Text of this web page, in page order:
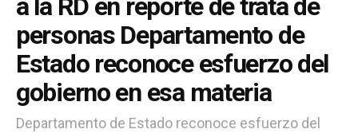
a la RD en reporte de trata de
personas Departamento de
Estado reconoce esfuerzo del
gobierno en esa materia
Departamento de Estado reconoce esfuerzo del